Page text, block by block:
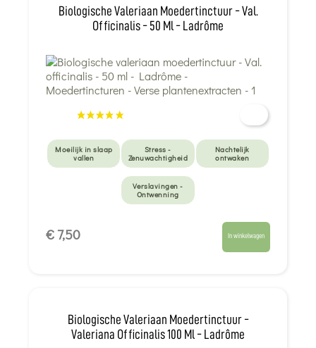
Biologische Valeriaan Moedertinctuur - Val.
Officinalis - 50 Ml - Ladrôme
Moeilijk in slaap
vallen
Stress -
Zenuwachtigheid
Nachtelijk
ontwaken
Verslavingen -
Ontwenning
€ 7,50 In winkelwagen
Biologische Valeriaan Moedertinctuur -
Valeriana Officinalis 100 Ml - Ladrôme